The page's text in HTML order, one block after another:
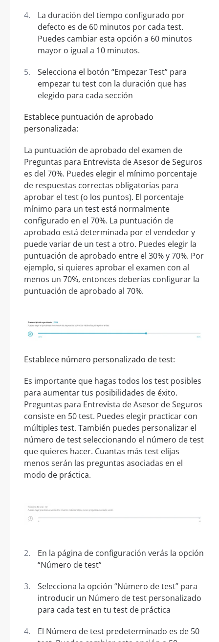
La duración del tiempo configurado por
defecto es de 60 minutos por cada test.
Puedes cambiar esta opción a 60 minutos
mayor o igual a 10 minutos.
Selecciona el botón “Empezar Test” para
empezar tu test con la duración que has
elegido para cada sección
Establece puntuación de aprobado
personalizada:
La puntuación de aprobado del examen de
Preguntas para Entrevista de Asesor de Seguros
es del 70%. Puedes elegir el mínimo porcentaje
de respuestas correctas obligatorias para
aprobar el test (o los puntos). El porcentaje
mínimo para un test está normalmente
configurado en el 70%. La puntuación de
aprobado está determinada por el vendedor y
puede variar de un test a otro. Puedes elegir la
puntuación de aprobado entre el 30% y 70%. Por
ejemplo, si quieres aprobar el examen con al
menos un 70%, entonces deberías configurar la
puntuación de aprobado al 70%.
Establece número personalizado de test:
Es importante que hagas todos los test posibles
para aumentar tus posibilidades de éxito.
Preguntas para Entrevista de Asesor de Seguros
consiste en 50 test. Puedes elegir practicar con
múltiples test. También puedes personalizar el
número de test seleccionando el número de test
que quieres hacer. Cuantas más test elijas
menos serán las preguntas asociadas en el
modo de práctica.
En la página de configuración verás la opción
“Número de test”
Selecciona la opción “Número de test” para
introducir un Número de test personalizado
para cada test en tu test de práctica
El Número de test predeterminado es de 50